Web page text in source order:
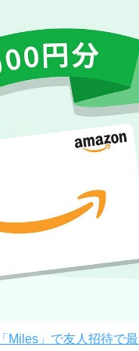
Miles」で友人招待で